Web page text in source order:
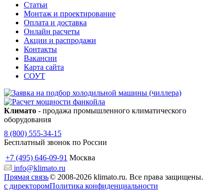
Статьи
Монтаж и проектирование
Оплата и доставка
Онлайн расчеты
Акции и распродажи
Контакты
Вакансии
Карта сайта
СОУТ
Климато - продажа промышленного климатического
оборудования
8 (800) 555-34-15
Бесплатный звонок по России
+7 (495) 646-09-91 Москва
info@klimato.ru
Прямая связь
с директором
© 2008-2026 klimato.ru. Все права защищены.
Политика конфиденциальности